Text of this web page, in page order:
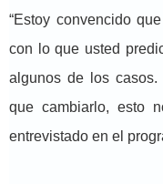
“Estoy convencido
con lo que usted
algunos de los
que cambiarlo, esto
entrevistado en el